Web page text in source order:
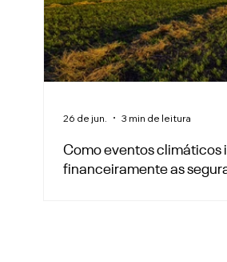
Como eventos climáticos
financeiramente as
26 de jun. 3 min de leitura